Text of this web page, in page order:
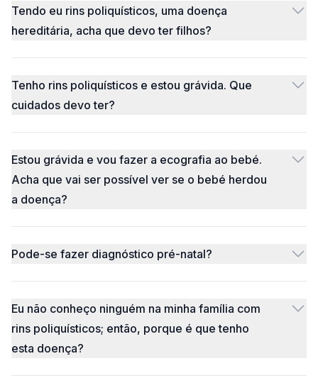
Tendo eu rins poliquísticos, uma doença
hereditária, acha que devo ter filhos?
Tenho rins poliquísticos e estou grávida. Que
cuidados devo ter?
Estou grávida e vou fazer a ecografia ao bebé.
Acha que vai ser possível ver se o bebé herdou
a doença?
Pode-se fazer diagnóstico pré-natal?
Eu não conheço ninguém na minha família com
rins poliquísticos; então, porque é que tenho
esta doença?